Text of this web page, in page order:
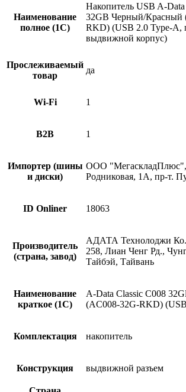
Наименование
полное (1С)
Накопитель USB A-
32GB Черный/Красный
RKD) (USB 2.0 Type-A,
выдвижной корпус)
Прослеживаемый
товар
да
Wi-Fi 1
B2B 1
Импортер (шины
и диски)
ООО "МегаскладПлюс",
Родниковая, 1А, пр-т.
ID Onliner 18063
Производитель
(страна, завод)
АДАТА Технолоджи
258, Лиан Ченг Рд.,
Тайбэй, Тайвань
Наименование
краткое (1C)
A-Data Classic C008
(AC008-32G-RKD)
Комплектация накопитель
Конструкция выдвижной разъем